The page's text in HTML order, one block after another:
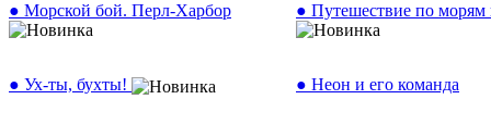
● Морской бой. Перл-Харбор ● Путешествие по морям
● Ух-ты, бухты! ● Неон и его команда